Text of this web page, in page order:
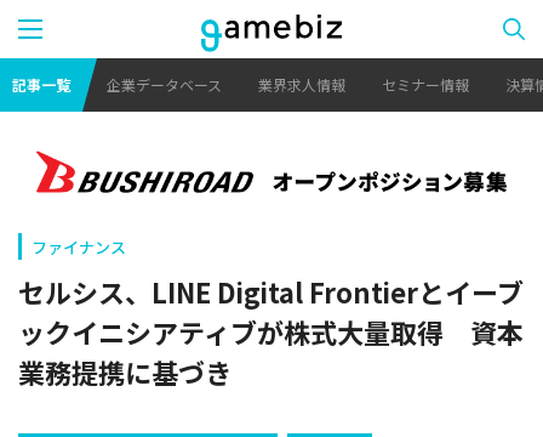
記事一覧 企業データベース 業界求人情報 セミナー情報 決算
ファイナンス
セルシス、LINE Digital Frontierとイーブ
ックイニシアティブが株式大量取得 資本
業務提携に基づき